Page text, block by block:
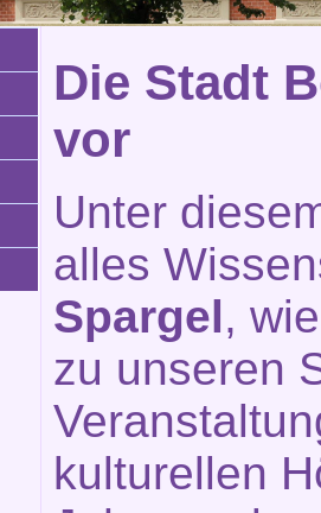
Die Stadt
vor
Unter
alles
Spargel,
zu unseren
kulturellen